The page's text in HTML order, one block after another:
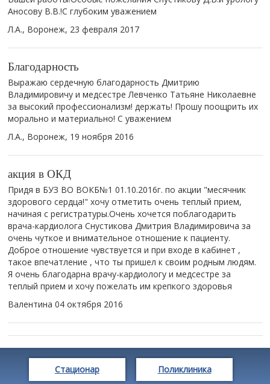
Аносову В.В.!С глубоким уважением
Л.А., Воронеж, 23 февраля 2017
Благодарность
Выражаю сердечную благодарность Дмитрию
Владимировичу и медсестре Левченко Татьяне Николаевне
за высокий профессионализм! держать! Прошу поощрить их
морально и материально! С уважением
Л.А., Воронеж, 19 ноября 2016
акция в ОКД
Придя в БУЗ ВО ВОКБ№1 01.10.2016г. по акции "месячник
здорового сердца!" хочу отметить очень теплый прием,
начиная с регистратуры.Очень хочется поблагодарить
врача-кардиолога Снустикова Дмитрия Владимировича за
очень чуткое и внимательное отношение к пациенту.
Доброе отношение чувствуется и при входе в кабинет ,
такое впечатление , что ты пришел к своим родным людям.
Я очень благодарна врачу-кардиологу и медсестре за
теплый прием и хочу пожелать им крепкого здоровья
Валентина 04 октября 2016
Стационар Поликлиника